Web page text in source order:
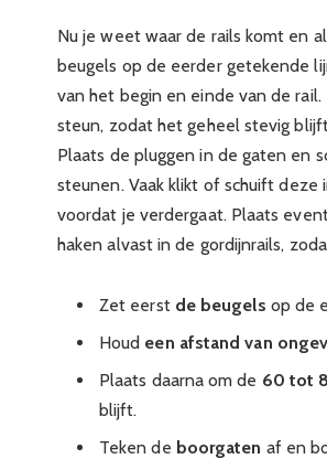
Nu je weet waar de rails komt en
beugels op de eerder getekende
van het begin en einde van de
steun, zodat het geheel stevig
Plaats de pluggen in de gaten en
steunen. Vaak klikt of schuift
voordat je verdergaat. Plaats
haken alvast in de gordijnrails,
Zet eerst de beugels op de
Houd een afstand van
Plaats daarna om de 60 tot
blijft.
Teken de boorgaten af en